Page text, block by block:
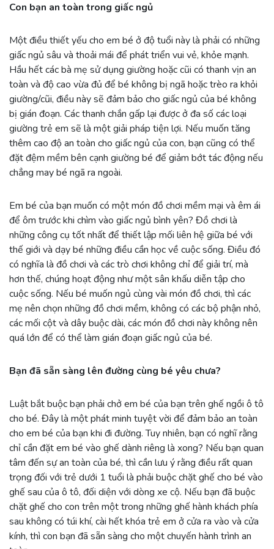
Con bạn an toàn trong giấc ngủ
Một điều thiết yếu cho em bé ở độ tuổi này là phải có những
giấc ngủ sâu và thoải mái để phát triển vui vẻ, khỏe mạnh.
Hầu hết các bà mẹ sử dụng giường hoặc cũi có thanh vịn an
toàn và độ cao vừa đủ để bé không bị ngã hoặc trèo ra khỏi
giường/cũi, điều này sẽ đảm bảo cho giấc ngủ của bé không
bị gián đoạn. Các thanh chắn gấp lại được ở đa số các loại
giường trẻ em sẽ là một giải pháp tiện lợi. Nếu muốn tăng
thêm cao độ an toàn cho giấc ngủ của con, bạn cũng có thể
đặt đệm mềm bên cạnh giường bé để giảm bớt tác động nếu
chẳng may bé ngã ra ngoài.
Em bé của bạn muốn có một món đồ chơi mềm mại và êm ái
để ôm trước khi chìm vào giấc ngủ bình yên? Đồ chơi là
những công cụ tốt nhất để thiết lập mối liên hệ giữa bé với
thế giới và dạy bé những điều cần học về cuộc sống. Điều đó
có nghĩa là đồ chơi và các trò chơi không chỉ để giải trí, mà
hơn thế, chúng hoạt động như một sân khấu diễn tập cho
cuộc sống. Nếu bé muốn ngủ cùng vài món đồ chơi, thì các
mẹ nên chọn những đồ chơi mềm, không có các bộ phận nhỏ,
các mối cột và dây buộc dài, các món đồ chơi này không nên
quá lớn để có thể làm gián đoạn giấc ngủ của bé.
Bạn đã sẵn sàng lên đường cùng bé yêu chưa?
Luật bắt buộc bạn phải chở em bé của bạn trên ghế ngồi ô tô
cho bé. Đây là một phát minh tuyệt vời để đảm bảo an toàn
cho em bé của bạn khi đi đường. Tuy nhiên, bạn có nghĩ rằng
chỉ cần đặt em bé vào ghế dành riêng là xong? Nếu bạn quan
tâm đến sự an toàn của bé, thì cần lưu ý rằng điều rất quan
trọng đối với trẻ dưới 1 tuổi là phải buộc chặt ghế cho bé vào
ghế sau của ô tô, đối diện với dòng xe cộ. Nếu bạn đã buộc
chặt ghế cho con trên một trong những ghế hành khách phía
sau không có túi khí, cài hết khóa trẻ em ở cửa ra vào và cửa
kính, thì con bạn đã sẵn sàng cho một chuyến hành trình an